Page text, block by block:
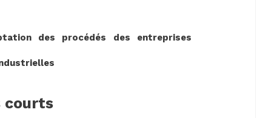
des procédés des entreprises
courts